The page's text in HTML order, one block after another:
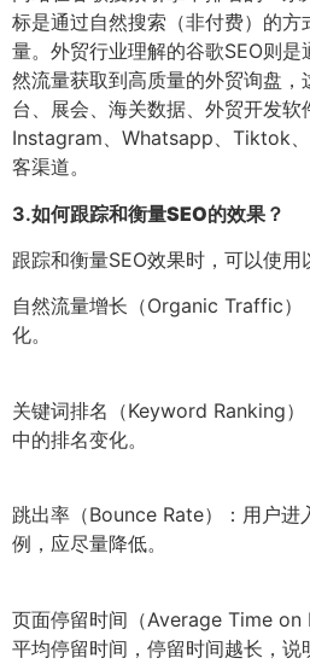
标是通过自然搜索（非付费）的
量。外贸行业理解的谷歌SEO则
然流量获取到高质量的外贸询盘
台、展会、海关数据、外贸开发软
Instagram、Whatsapp、Tiktok
客渠道。
3.如何跟踪和衡量SEO的效果？
跟踪和衡量SEO效果时，可以使用
自然流量增长（Organic Traffic）
化。
关键词排名（Keyword Ranking
中的排名变化。
跳出率（Bounce Rate）：用户进
例，应尽量降低。
页面停留时间（Average Time on
平均停留时间，停留时间越长，说